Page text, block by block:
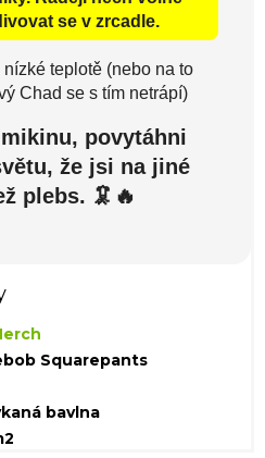
se v zrcadle.
teplotě (nebo na to
Chad se s tím netrápí)
povytáhni
že jsi na jiné
plebs. 🦑🔥
Squarepants
bavlna